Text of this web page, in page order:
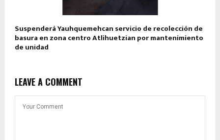
Suspenderá Yauhquemehcan servicio de recolección de
basura en zona centro Atlihuetzian por mantenimiento
de unidad
LEAVE A COMMENT